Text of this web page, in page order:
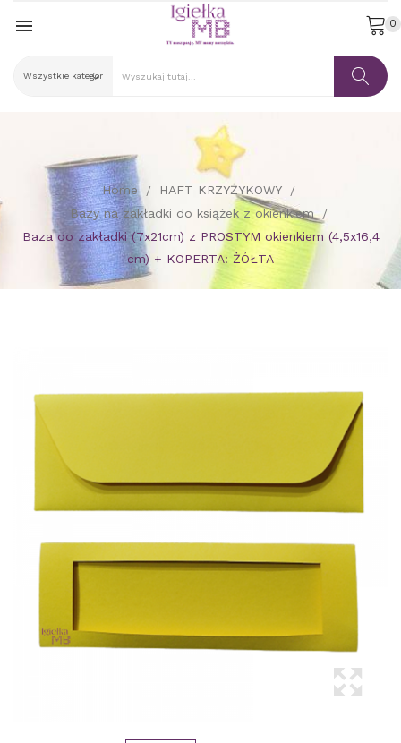
 0
Home
HAFT KRZYŻYKOWY
Bazy na zakładki do książek z okienkiem
Baza do zakładki (7x21cm) z PROSTYM okienkiem (4,5x16,4
cm) + KOPERTA: ŻÓŁTA